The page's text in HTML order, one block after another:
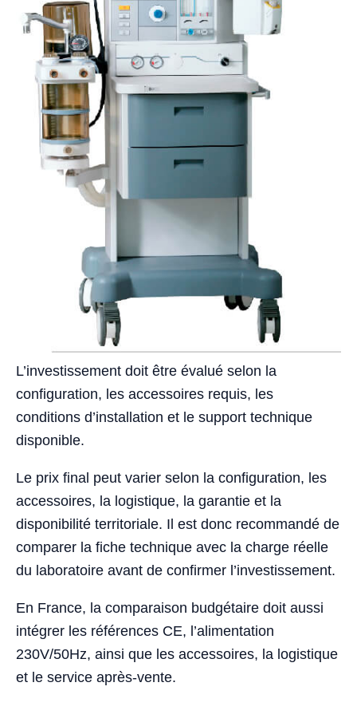
L’investissement doit être évalué selon la
configuration, les accessoires requis, les
conditions d’installation et le support technique
disponible.
Le prix final peut varier selon la configuration, les
accessoires, la logistique, la garantie et la
disponibilité territoriale. Il est donc recommandé de
comparer la fiche technique avec la charge réelle
du laboratoire avant de confirmer l’investissement.
En France, la comparaison budgétaire doit aussi
intégrer les références CE, l’alimentation
230V/50Hz, ainsi que les accessoires, la logistique
et le service après-vente.